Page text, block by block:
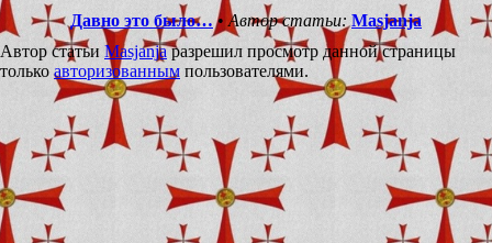
Давно это было…• Автор статьи: Masjanja
Автор статьи Masjanjaразрешил просмотр данной страницы
только авторизованным пользователями.